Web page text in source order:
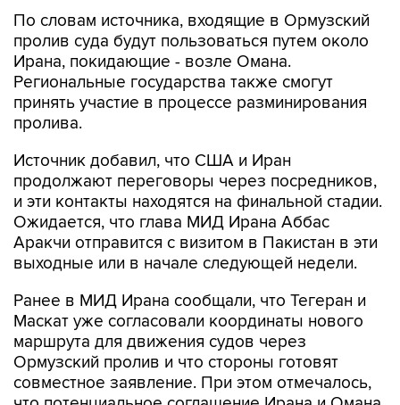
По словам источника, входящие в Ормузский
пролив суда будут пользоваться путем около
Ирана, покидающие - возле Омана.
Региональные государства также смогут
принять участие в процессе разминирования
пролива.
Источник добавил, что США и Иран
продолжают переговоры через посредников,
и эти контакты находятся на финальной стадии.
Ожидается, что глава МИД Ирана Аббас
Аракчи отправится с визитом в Пакистан в эти
выходные или в начале следующей недели.
Ранее в МИД Ирана сообщали, что Тегеран и
Маскат уже согласовали координаты нового
маршрута для движения судов через
Ормузский пролив и что стороны готовят
совместное заявление. При этом отмечалось,